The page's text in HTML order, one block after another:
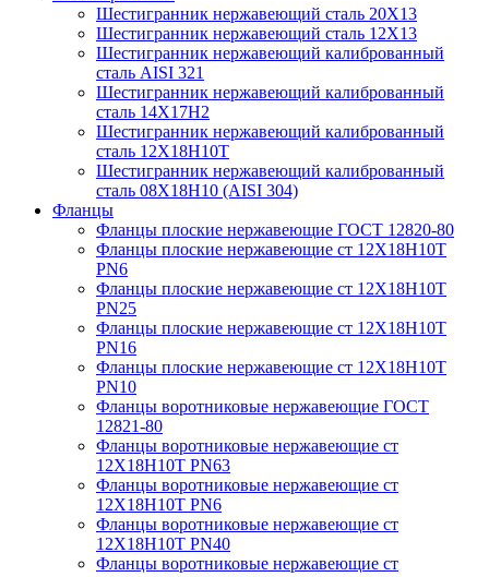
Шестигранник нержавеющий сталь 20Х13
Шестигранник нержавеющий сталь 12Х13
Шестигранник нержавеющий калиброванный
сталь AISI 321
Шестигранник нержавеющий калиброванный
сталь 14Х17Н2
Шестигранник нержавеющий калиброванный
сталь 12Х18Н10Т
Шестигранник нержавеющий калиброванный
сталь 08Х18Н10 (AISI 304)
Фланцы
Фланцы плоские нержавеющие ГОСТ 12820-80
Фланцы плоские нержавеющие ст 12Х18Н10Т
PN6
Фланцы плоские нержавеющие ст 12Х18Н10Т
PN25
Фланцы плоские нержавеющие ст 12Х18Н10Т
PN16
Фланцы плоские нержавеющие ст 12Х18Н10Т
PN10
Фланцы воротниковые нержавеющие ГОСТ
12821-80
Фланцы воротниковые нержавеющие ст
12Х18Н10Т PN63
Фланцы воротниковые нержавеющие ст
12Х18Н10Т PN6
Фланцы воротниковые нержавеющие ст
12Х18Н10Т PN40
Фланцы воротниковые нержавеющие ст